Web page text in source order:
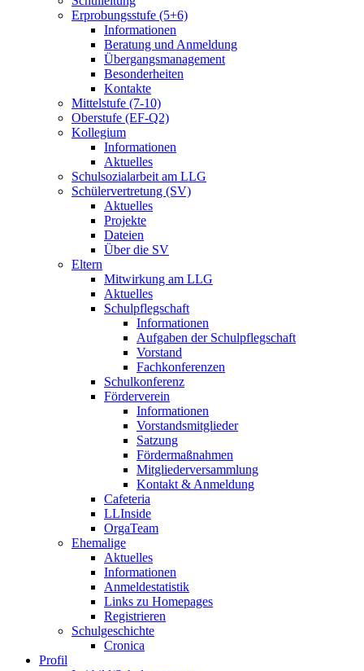
Erprobungsstufe (5+6)
Informationen
Beratung und Anmeldung
Übergangsmanagement
Besonderheiten
Kontakte
Mittelstufe (7-10)
Oberstufe (EF-Q2)
Kollegium
Informationen
Aktuelles
Schulsozialarbeit am LLG
Schülervertretung (SV)
Aktuelles
Projekte
Dateien
Über die SV
Eltern
Mitwirkung am LLG
Aktuelles
Schulpflegschaft
Informationen
Aufgaben der Schulpflegschaft
Vorstand
Fachkonferenzen
Schulkonferenz
Förderverein
Informationen
Vorstandsmitglieder
Satzung
Fördermaßnahmen
Mitgliederversammlung
Kontakt & Anmeldung
Cafeteria
LLInside
OrgaTeam
Ehemalige
Aktuelles
Informationen
Anmeldestatistik
Links zu Homepages
Registrieren
Schulgeschichte
Cronica
Profil